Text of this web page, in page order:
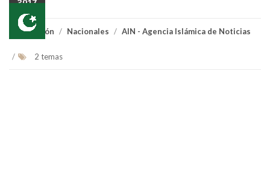
Religión / Nacionales / AIN - Agencia Islámica de Noticias
/ 2 temas